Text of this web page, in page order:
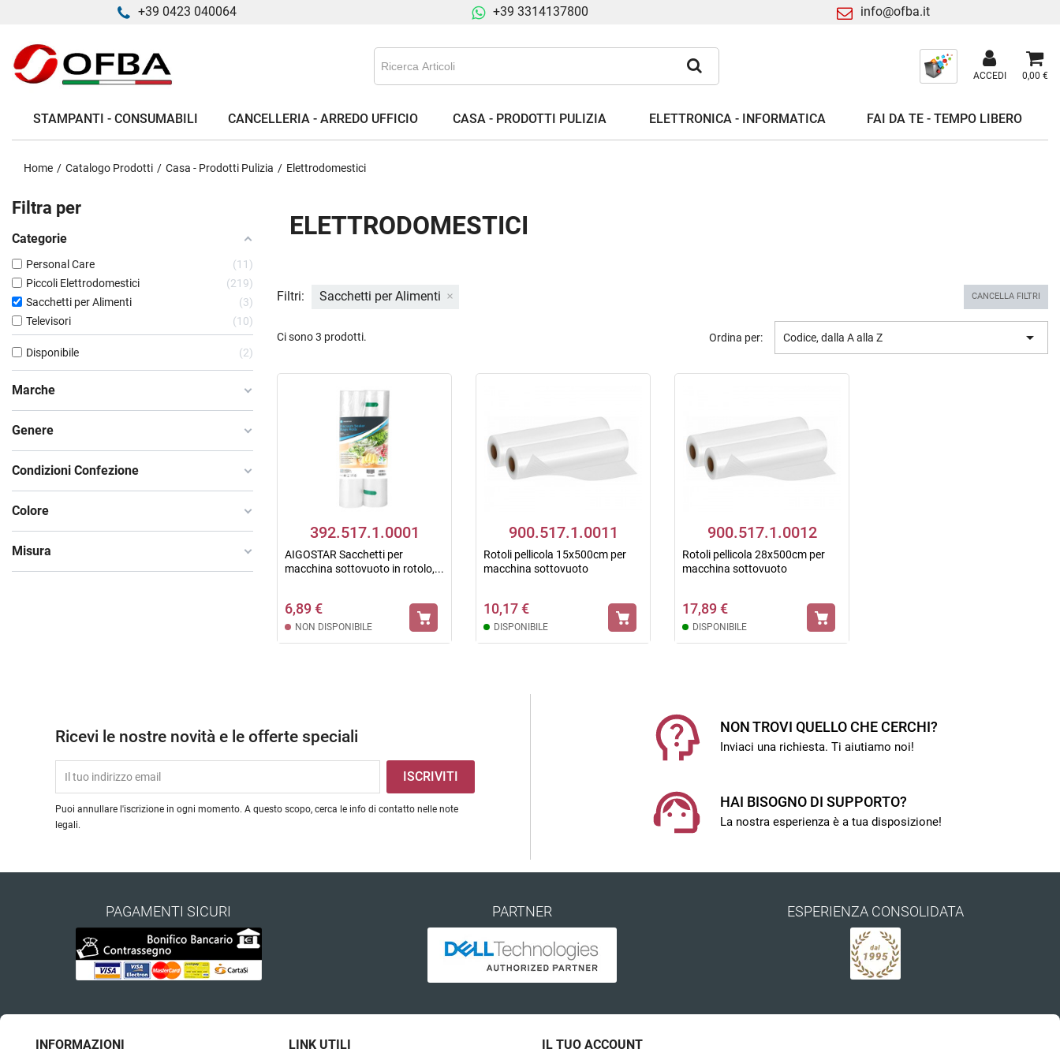
+39 0423 040064 +39 3314137800 info@ofba.it
ACCEDI 0,00 €
STAMPANTI - CONSUMABILI CANCELLERIA - ARREDO UFFICIO CASA - PRODOTTI PULIZIA ELETTRONICA - INFORMATICA FAI DA TE - TEMPO LIBERO
Home Catalogo Prodotti Casa - Prodotti Pulizia Elettrodomestici
Filtra per
Categorie
Personal Care
11
Piccoli Elettrodomestici
219
Sacchetti per Alimenti
3
Televisori
10
Disponibile 2
Marche
Genere
Condizioni Confezione
Colore
Misura
ELETTRODOMESTICI
Filtri: CANCELLA FILTRI
Sacchetti per Alimenti
Ci sono 3 prodotti. Ordina per: Codice, dalla A alla Z 
392.517.1.0001
AIGOSTAR Sacchetti per
macchina sottovuoto in rotolo,...
6,89 €
NON DISPONIBILE
900.517.1.0011
Rotoli pellicola 15x500cm per
macchina sottovuoto
10,17 €
DISPONIBILE
900.517.1.0012
Rotoli pellicola 28x500cm per
macchina sottovuoto
17,89 €
DISPONIBILE
Ricevi le nostre novità e le offerte speciali
Puoi annullare l'iscrizione in ogni momento. A questo scopo, cerca le info di contatto nelle note
legali.
NON TROVI QUELLO CHE CERCHI?
Inviaci una richiesta. Ti aiutiamo noi!
HAI BISOGNO DI SUPPORTO?
La nostra esperienza è a tua disposizione!
PAGAMENTI SICURI PARTNER ESPERIENZA CONSOLIDATA
INFORMAZIONI LINK UTILI IL TUO ACCOUNT